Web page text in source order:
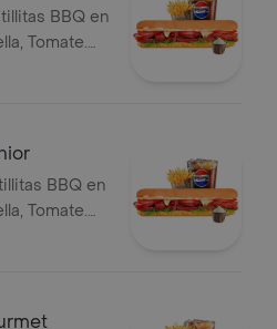
BBQ en
Tomate.
de Ajo)
BBQ en
Tomate.
de Ajo)